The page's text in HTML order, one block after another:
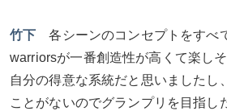
竹下 各シーンのコンセプトをすべ
warriorsが一番創造性が高くて楽し
自分の得意な系統だと思いましたし
ことがないのでグランプリを目指し